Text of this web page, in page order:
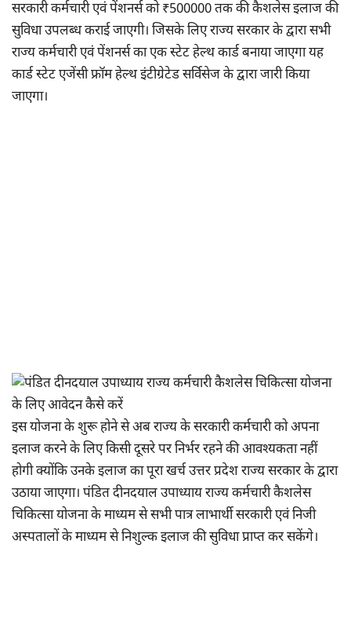
सरकारी कर्मचारी एवं पेंशनर्स को ₹500000 तक की कैशलेस इलाज की
सुविधा उपलब्ध कराई जाएगी। जिसके लिए राज्य सरकार के द्वारा सभी
राज्य कर्मचारी एवं पेंशनर्स का एक स्टेट हेल्थ कार्ड बनाया जाएगा यह
कार्ड स्टेट एजेंसी फ्रॉम हेल्थ इंटीग्रेटेड सर्विसेज के द्वारा जारी किया
जाएगा।
इस योजना के शुरू होने से अब राज्य के सरकारी कर्मचारी को अपना
इलाज करने के लिए किसी दूसरे पर निर्भर रहने की आवश्यकता नहीं
होगी क्योंकि उनके इलाज का पूरा खर्च उत्तर प्रदेश राज्य सरकार के द्वारा
उठाया जाएगा। पंडित दीनदयाल उपाध्याय राज्य कर्मचारी कैशलेस
चिकित्सा योजना के माध्यम से सभी पात्र लाभार्थी सरकारी एवं निजी
अस्पतालों के माध्यम से निशुल्क इलाज की सुविधा प्राप्त कर सकेंगे।